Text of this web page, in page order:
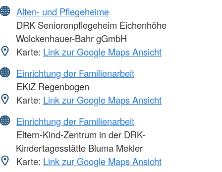
Alten- und Pflegeheime
DRK Seniorenpflegeheim Eichenhöhe
Wolckenhauer-Bahr gGmbH
Karte: Link zur Google Maps Ansicht
Einrichtung der Familienarbeit
EKiZ Regenbogen
Karte: Link zur Google Maps Ansicht
Einrichtung der Familienarbeit
Eltern-Kind-Zentrum in der DRK-
Kindertagesstätte Bluma Mekler
Karte: Link zur Google Maps Ansicht